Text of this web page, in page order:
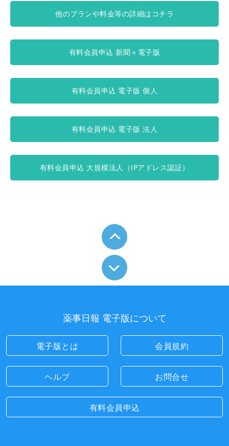
他のプランや料金等の詳細はコチラ
有料会員申込 新聞＋電子版
有料会員申込 電子版 個人
有料会員申込 電子版 法人
有料会員申込 大規模法人（IPアドレス認証）
薬事日報 電子版について
電子版とは 会員規約
ヘルプ お問合せ
有料会員申込